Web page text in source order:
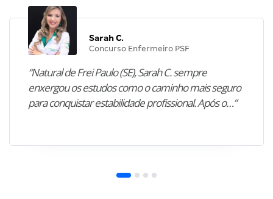
Sarah C.
Concurso Enfermeiro PSF
“Natural de Frei Paulo (SE), Sarah C. sempre
enxergou os estudos como o caminho mais seguro
para conquistar estabilidade profissional. Após o…”